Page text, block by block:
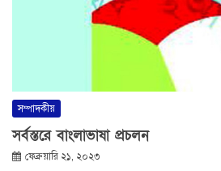
সম্পাদকীয়
সর্বস্তরে বাংলাভাষা প্রচলন
ফেব্রুয়ারি ২১, ২০২৩